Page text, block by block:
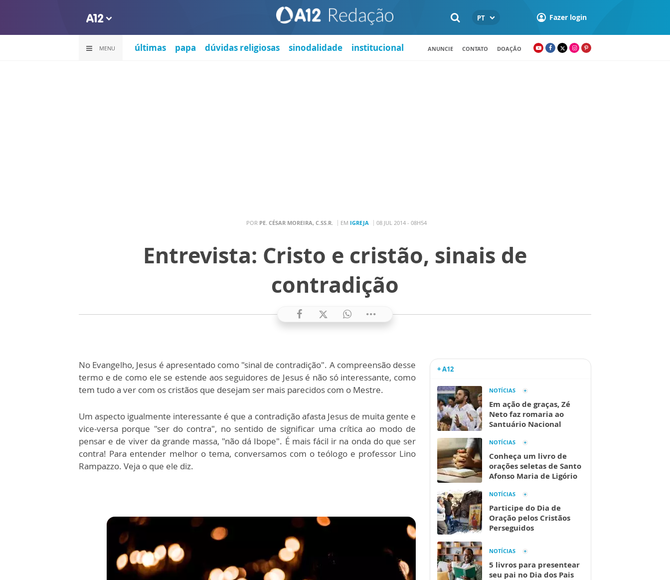
PT Fazer login
MENU últimas papa dúvidas religiosas sinodalidade institucional ANUNCIE CONTATO DOAÇÃO
POR PE. CÉSAR MOREIRA, C.SS.R. EM IGREJA 08 JUL 2014 - 08H54
Entrevista: Cristo e cristão, sinais de
contradição
No Evangelho, Jesus é apresentado como "sinal de contradição". A compreensão desse
termo e de como ele se estende aos seguidores de Jesus é não só interessante, como
tem tudo a ver com os cristãos que desejam ser mais parecidos com o Mestre.
Um aspecto igualmente interessante é que a contradição afasta Jesus de muita gente e
vice-versa porque "ser do contra", no sentido de significar uma crítica ao modo de
pensar e de viver da grande massa, "não dá Ibope". É mais fácil ir na onda do que ser
contra! Para entender melhor o tema, conversamos com o teólogo e professor Lino
Rampazzo. Veja o que ele diz.
+ A12
NOTÍCIAS
Em ação de graças, Zé
Neto faz romaria ao
Santuário Nacional
NOTÍCIAS
Conheça um livro de
orações seletas de Santo
Afonso Maria de Ligório
NOTÍCIAS
Participe do Dia de
Oração pelos Cristãos
Perseguidos
NOTÍCIAS
5 livros para presentear
seu pai no Dia dos Pais